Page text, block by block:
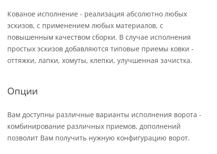
Кованое исполнение - реализация абсолютно любых
эскизов, с применением любых материалов, с
повышенным качеством сборки. В случае исполнения
простых эскизов добавляются типовые приемы ковки -
оттяжки, лапки, хомуты, клепки, улучшенная зачистка.
Опции
Вам доступны различные варианты исполнения ворота -
комбинирование различных приемов, дополнений
позволит Вам получить нужную конфигурацию ворот.